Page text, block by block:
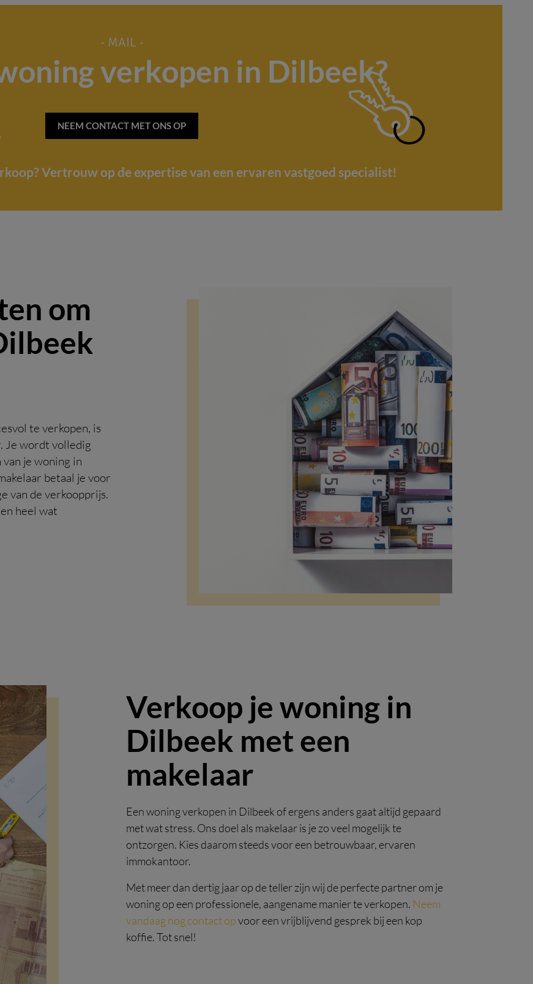
- MAIL -
verkopen in Dilbeek?
NEEM CONTACT MET ONS OP
Vertrouw op de expertise van een ervaren vastgoed specialist!
om
te verkopen, is
Je wordt volledig
je woning in
betaal je voor
van de verkoopprijs.
heel wat
Verkoop je woning in
Dilbeek met een
makelaar
Een woning verkopen in Dilbeek of ergens anders gaat altijd gepaard
met wat stress. Ons doel als makelaar is je zo veel mogelijk te
ontzorgen. Kies daarom steeds voor een betrouwbaar, ervaren
immokantoor.
Met meer dan dertig jaar op de teller zijn wij de perfecte partner om je
woning op een professionele, aangename manier te verkopen. Neem
vandaag nog contact opvoor een vrijblijvend gesprek bij een kop
koffie. Tot snel!